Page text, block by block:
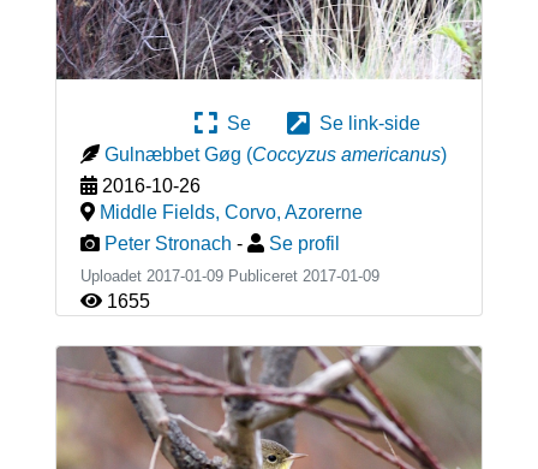
Se
Se link-side
Gulnæbbet Gøg (Coccyzus americanus)
2016-10-26
Middle Fields, Corvo, Azorerne
Peter Stronach - Se profil
Uploadet 2017-01-09 Publiceret 2017-01-09
1655